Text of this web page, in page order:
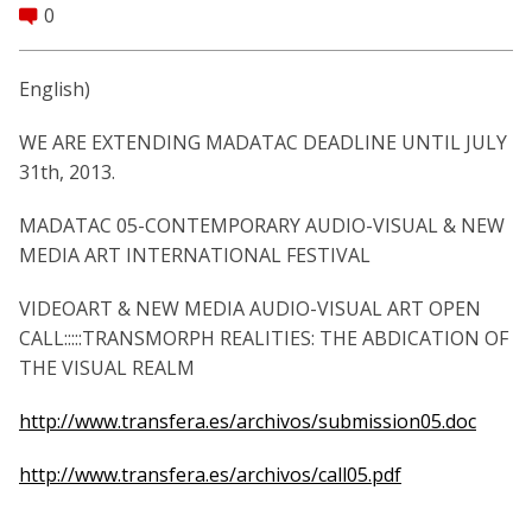
comment 0
English)
WE ARE EXTENDING MADATAC DEADLINE UNTIL JULY
31th, 2013.
MADATAC 05-CONTEMPORARY AUDIO-VISUAL & NEW
MEDIA ART INTERNATIONAL FESTIVAL
VIDEOART & NEW MEDIA AUDIO-VISUAL ART OPEN
CALL:::::TRANSMORPH REALITIES: THE ABDICATION OF
THE VISUAL REALM
http://www.transfera.es/archivos/submission05.doc
http://www.transfera.es/archivos/call05.pdf